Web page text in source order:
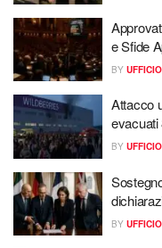
e Sfide
BY
Attacco
evacuati
BY
BY